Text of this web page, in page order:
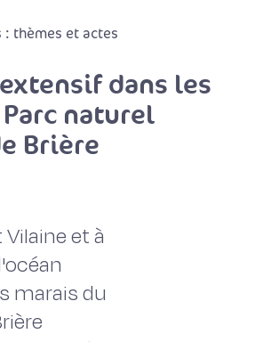
: thèmes et actes
dans les
naturel
Brière
et à
marais du